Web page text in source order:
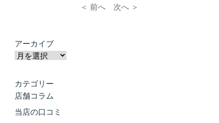
＜ 前へ 次へ ＞
アーカイブ
カテゴリー
店舗コラム
当店の口コミ